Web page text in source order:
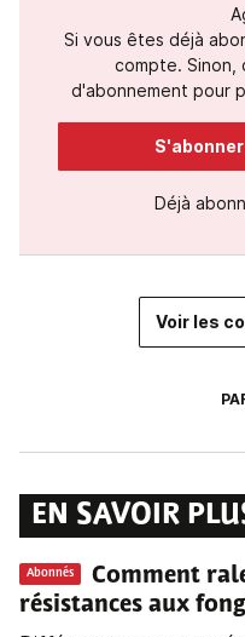
Si vous êtes déjà
compte. Sinon,
d'abonnement pour
Déjà
Voir les
EN SAVOIR
Abonnés
Comment
résistances aux